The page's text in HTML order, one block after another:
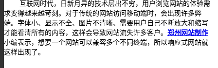
互联网时代，日新月异的技术层出不穷，用户浏览网站的体验需
求变得越来越苛刻。 对于传统的网站访问移动端时，会出现许多弊
端。字体小、显示不全、图片不清晰、需要用户自己不断放大和缩写
才能看清所有的内容，这样会导致网站流失许多客户。 郑州网站制作
小编表示， 想要一个网站可以兼容多个不同终端，所以响应式网站就
这样出现了。